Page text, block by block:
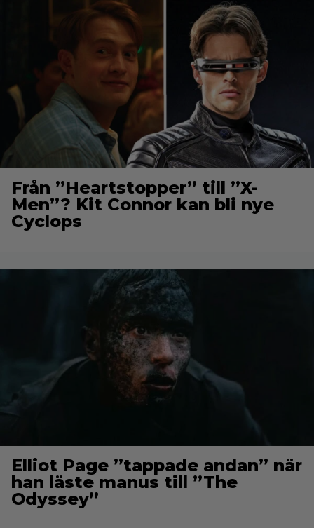
Från ”Heartstopper” till ”X-
Men”? Kit Connor kan bli nye
Cyclops
Elliot Page ”tappade andan” när
han läste manus till ”The
Odyssey”